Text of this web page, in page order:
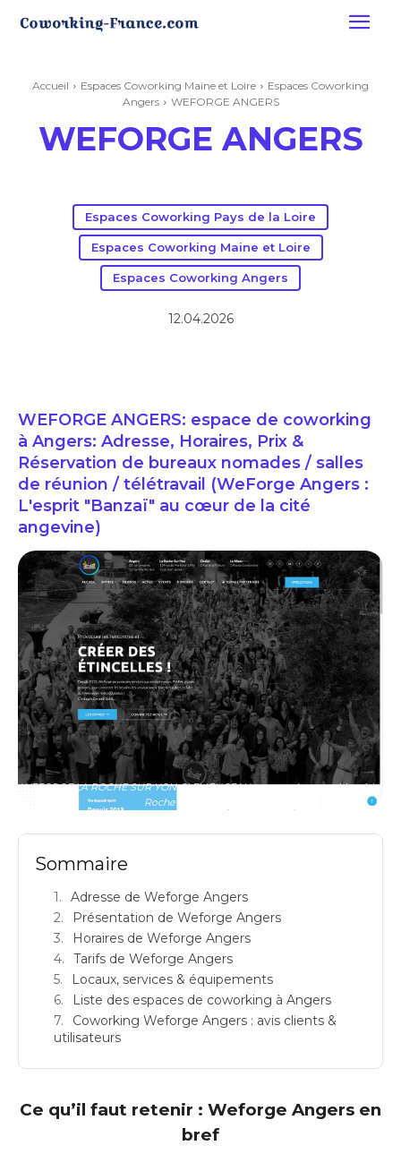
Accueil Espaces Coworking Maine et Loire
Espaces Coworking
Angers
WEFORGE ANGERS
WEFORGE ANGERS
Espaces Coworking Pays de la Loire
Espaces Coworking Maine et Loire
Espaces Coworking Angers
12.04.2026
WEFORGE ANGERS: espace de coworking
à Angers: Adresse, Horaires, Prix &
Réservation de bureaux nomades / salles
de réunion / télétravail (WeForge Angers :
L'esprit "Banzaï" au cœur de la cité
angevine)
WEFORGE LA ROCHE SUR YON CLEMENCEAU: espace de coworking à La
Roche Sur Yon: Adresse
Sommaire
Adresse de Weforge Angers
Présentation de Weforge Angers
Horaires de Weforge Angers
Tarifs de Weforge Angers
Locaux, services & équipements
Liste des espaces de coworking à Angers
Coworking Weforge Angers : avis clients &
utilisateurs
Ce qu’il faut retenir : Weforge Angers en
bref